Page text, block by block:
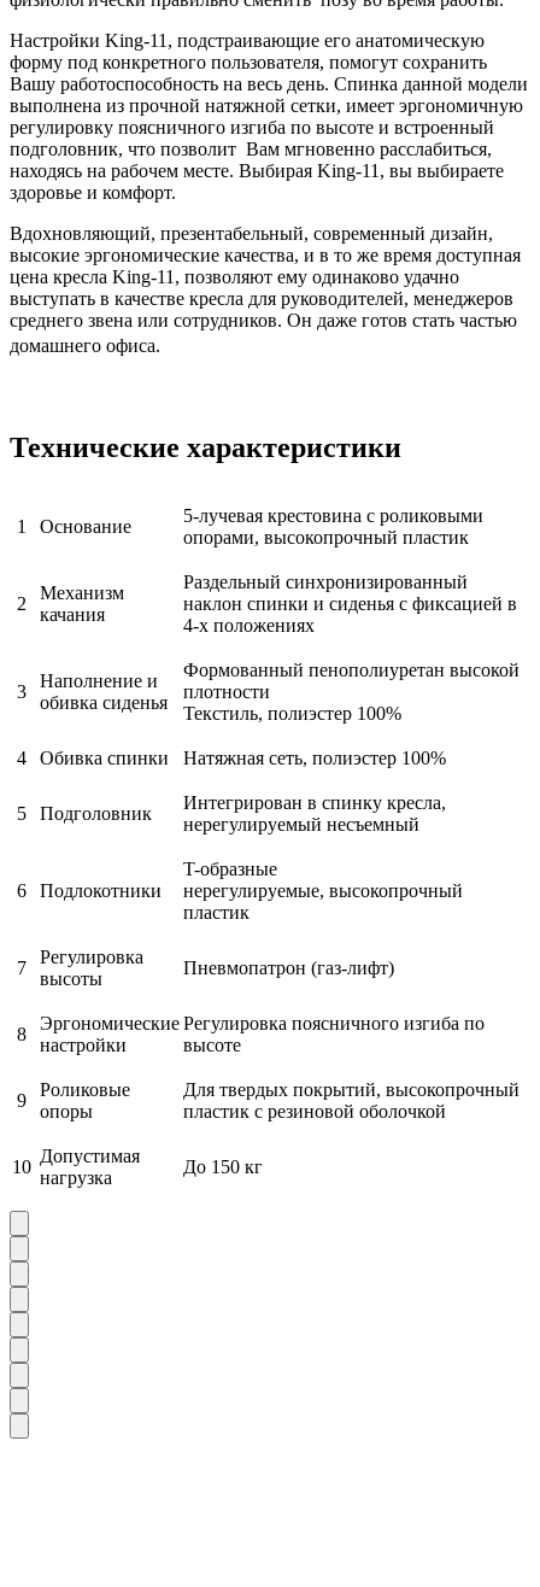
Настройки King-11, подстраивающие его анатомическую
форму под конкретного пользователя, помогут сохранить
Вашу работоспособность на весь день. Спинка данной модели
выполнена из прочной натяжной сетки, имеет эргономичную
регулировку поясничного изгиба по высоте и встроенный
подголовник, что позволит Вам мгновенно расслабиться,
находясь на рабочем месте. Выбирая King-11, вы выбираете
здоровье и комфорт.
Вдохновляющий, презентабельный, современный дизайн,
высокие эргономические качества, и в то же время доступная
цена кресла King-11, позволяют ему одинаково удачно
выступать в качестве кресла для руководителей, менеджеров
среднего звена или сотрудников. Он даже готов стать частью
домашнего офиса.
Технические характеристики
1 Основание
5-лучевая крестовина с роликовыми
опорами, высокопрочный пластик
2
Механизм
качания
Раздельный синхронизированный
наклон спинки и сиденья с фиксацией в
4-х положениях
3
Наполнение и
обивка сиденья
Формованный пенополиуретан высокой
плотности
Текстиль, полиэстер 100%
4 Обивка спинки Натяжная сеть, полиэстер 100%
5 Подголовник
Интегрирован в спинку кресла,
нерегулируемый несъемный
6 Подлокотники
T-образные
нерегулируемые, высокопрочный
пластик
7
Регулировка
высоты
Пневмопатрон (газ-лифт)
8
Эргономические
настройки
Регулировка поясничного изгиба по
высоте
9
Роликовые
опоры
Для твердых покрытий, высокопрочный
пластик с резиновой оболочкой
10
Допустимая
нагрузка
До 150 кг